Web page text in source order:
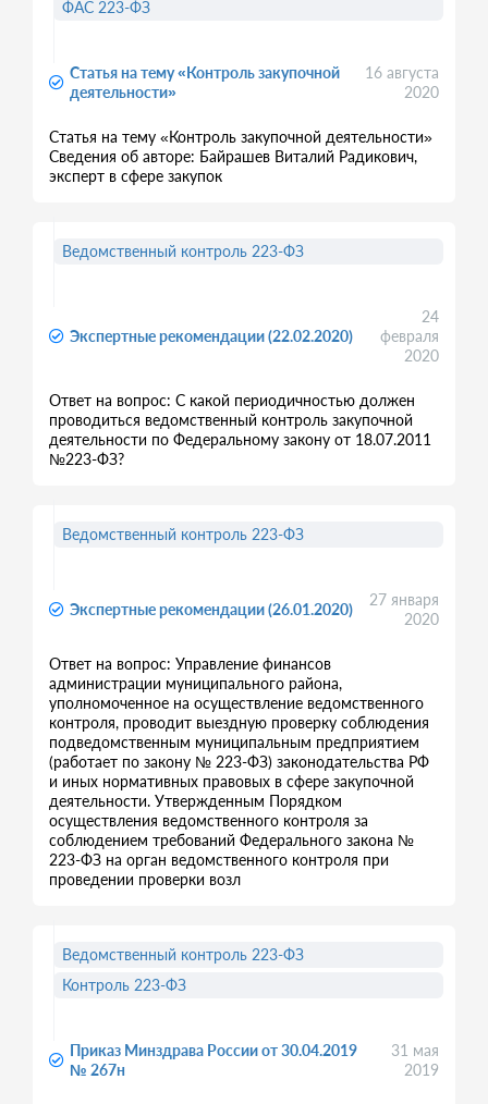
Статья на тему «Контроль закупочной
деятельности»
16 августа
2020
Статья на тему «Контроль закупочной деятельности»
Сведения об авторе: Байрашев Виталий Радикович,
эксперт в сфере закупок
ФАС 223-ФЗ
Экспертные рекомендации (22.02.2020)
24
февраля
2020
Ответ на вопрос: С какой периодичностью должен
проводиться ведомственный контроль закупочной
деятельности по Федеральному закону от 18.07.2011
№223-ФЗ?
Ведомственный контроль 223-ФЗ
Экспертные рекомендации (26.01.2020)
27 января
2020
Ответ на вопрос: Управление финансов
администрации муниципального района,
уполномоченное на осуществление ведомственного
контроля, проводит выездную проверку соблюдения
подведомственным муниципальным предприятием
(работает по закону № 223-ФЗ) законодательства РФ
и иных нормативных правовых в сфере закупочной
деятельности. Утвержденным Порядком
осуществления ведомственного контроля за
соблюдением требований Федерального закона №
223-ФЗ на орган ведомственного контроля при
проведении проверки возл
Ведомственный контроль 223-ФЗ
Приказ Минздрава России от 30.04.2019
№ 267н
31 мая
2019
Ведомственный контроль 223-ФЗ
Контроль 223-ФЗ